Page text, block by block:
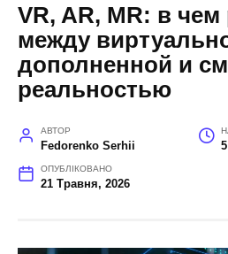
VR, AR, MR: в чем
между
дополненной и
реальностью
АВТОР
Fedorenko Serhii
ОПУБЛІКОВАНО
21 Травня, 2026